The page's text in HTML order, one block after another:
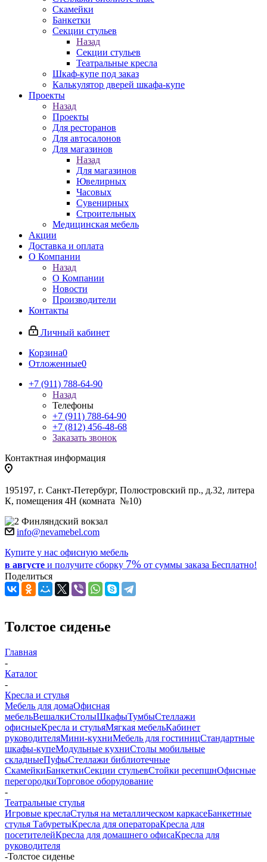
Скамейки
Банкетки
Секции стульев
Назад
Секции стульев
Театральные кресла
Шкаф-купе под заказ
Калькулятор дверей шкафа-купе
Проекты
Назад
Проекты
Для ресторанов
Для автосалонов
Для магазинов
Назад
Для магазинов
Ювелирных
Часовых
Сувенирных
Строительных
Медицинская мебель
Акции
Доставка и оплата
О Компании
Назад
О Компании
Новости
Производители
Контакты
Личный кабинет
Корзина0
Отложенные0
+7 (911) 788-64-90
Назад
Телефоны
+7 (911) 788-64-90
+7 (812) 456-48-68
Заказать звонок
Контактная информация
195197, г. Санкт-Петербург, Полюстровский пр., д.32, литера
К, помещения 4Н (комната №10)
Финляндский вокзал
info@nevamebel.com
Купите у нас офисную мебель
в августе и получите сборку 7% от суммы заказа Бесплатно!
Поделиться
Толстое сиденье
Главная
-
Каталог
-
Кресла и стулья
Мебель для домаОфисная
мебельВешалкиСтолыШкафыТумбыСтеллажи
офисныеКресла и стульяМягкая мебельКабинет
руководителяМини-кухниМебель для гостиницСтандартные
шкафы-купеМодульные кухниСтолы мобильные
складныеПуфыСтеллажи библиотечные
СкамейкиБанкеткиСекции стульевСтойки ресепшнОфисные
перегородкиТорговое оборудование
-
Театральные стулья
Игровые креслаСтулья на металлическом каркасеБанкетные
стулья ТабуретыКресла для оператораКресла для
посетителейКресла для домашнего офисаКресла для
руководителя
-Толстое сиденье